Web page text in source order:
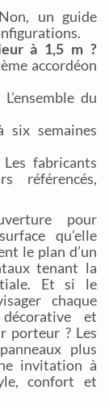
un guide
à 1,5 m ?
accordéon
L’ensemble du
semaines
Les fabricants
référencés,
pour
qu’elle
le plan d’un
tenant la
Et si le
chaque
et
porteur ? Les
plus
invitation à
confort et